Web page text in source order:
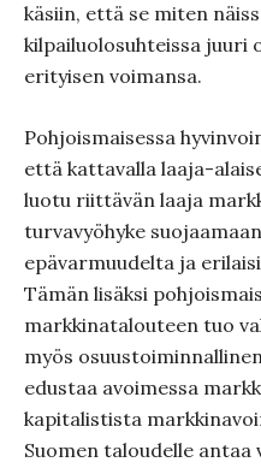
käsiin, että se miten
kilpailuolosuhteissa
erityisen voimansa.
Pohjoismaisessa
että kattavalla laaja-
luotu riittävän laaja
turvavyöhyke
epävarmuudelta ja
Tämän lisäksi
markkinatalouteen tuo
myös
edustaa avoimessa
kapitalistista
Suomen taloudelle antaa